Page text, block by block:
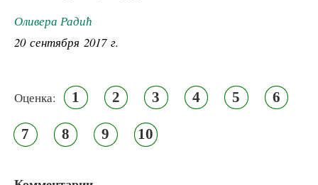
Оливера Радић
20 сентября 2017 г.
Оценка: 1 2 3 4 5 6
7 8 9 10